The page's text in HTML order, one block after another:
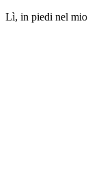
Lì, in piedi nel mio